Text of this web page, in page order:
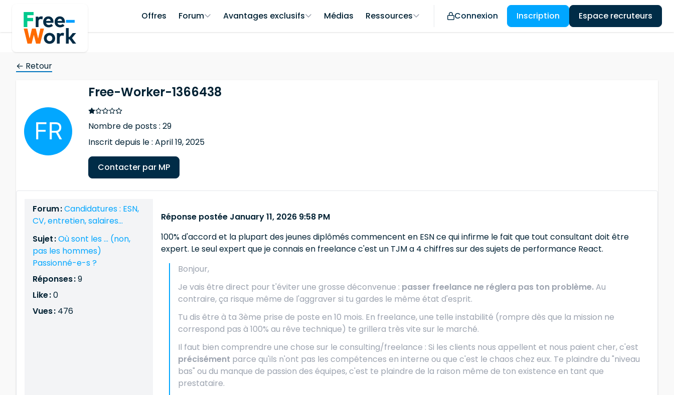
Offres Forum Avantages exclusifs Médias Ressources Connexion Inscription Espace recruteurs
← Retour
Free-Worker-1366438
Nombre de posts : 29
Inscrit depuis le : April 19, 2025
Contacter par MP
Forum :Candidatures : ESN,
CV, entretien, salaires…
Sujet :Où sont les ... (non,
pas les hommes)
Passionné-e-s ?
Réponses :9
Like :0
Vues : 476
Réponse postée January 11, 2026 9:58 PM
100% d'accord et la plupart des jeunes diplômés commencent en ESN ce qui infirme le fait que tout consultant doit être
expert. Le seul expert que je connais en freelance c'est un TJM a 4 chiffres sur des sujets de performance React.
Bonjour,
Je vais être direct pour t'éviter une grosse déconvenue : passer freelance ne réglera pas ton problème.Au
contraire, ça risque même de l'aggraver si tu gardes le même état d'esprit.
Tu dis être à ta 3ème prise de poste en 10 mois. En freelance, une telle instabilité (rompre dès que la mission ne
correspond pas à 100% au rêve technique) te grillera très vite sur le marché.
Il faut bien comprendre une chose sur le consulting/freelance : Si les clients nous appellent et nous paient cher, c'est
précisément parce qu'ils n'ont pas les compétences en interne ou que c'est le chaos chez eux. Te plaindre du "niveau
bas" ou du manque de passion des équipes, c'est te plaindre de la raison même de ton existence en tant que
prestataire.